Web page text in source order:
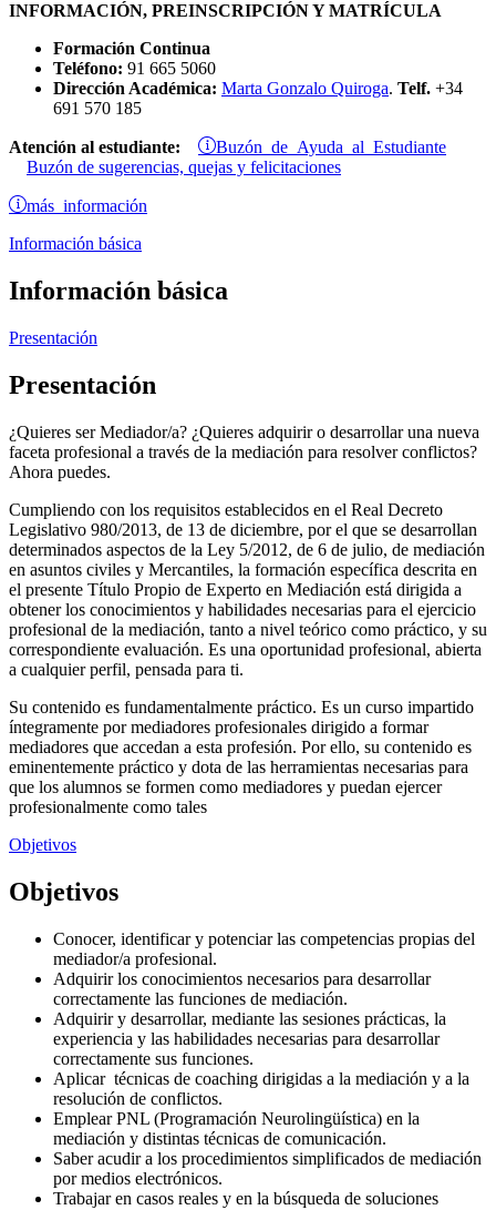
INFORMACIÓN, PREINSCRIPCIÓN Y MATRÍCULA
Formación Continua
Teléfono: 91 665 5060
Dirección Académica: Marta Gonzalo Quiroga. Telf. +34
691 570 185
Atención al estudiante: Buzón de Ayuda al Estudiante
Buzón de sugerencias, quejas y felicitaciones
más información
Información básica
Información básica
Presentación
Presentación
¿Quieres ser Mediador/a? ¿Quieres adquirir o desarrollar una nueva
faceta profesional a través de la mediación para resolver conflictos?
Ahora puedes.
Cumpliendo con los requisitos establecidos en el Real Decreto
Legislativo 980/2013, de 13 de diciembre, por el que se desarrollan
determinados aspectos de la Ley 5/2012, de 6 de julio, de mediación
en asuntos civiles y Mercantiles, la formación específica descrita en
el presente Título Propio de Experto en Mediación está dirigida a
obtener los conocimientos y habilidades necesarias para el ejercicio
profesional de la mediación, tanto a nivel teórico como práctico, y su
correspondiente evaluación. Es una oportunidad profesional, abierta
a cualquier perfil, pensada para ti.
Su contenido es fundamentalmente práctico. Es un curso impartido
íntegramente por mediadores profesionales dirigido a formar
mediadores que accedan a esta profesión. Por ello, su contenido es
eminentemente práctico y dota de las herramientas necesarias para
que los alumnos se formen como mediadores y puedan ejercer
profesionalmente como tales
Objetivos
Objetivos
Conocer, identificar y potenciar las competencias propias del
mediador/a profesional.
Adquirir los conocimientos necesarios para desarrollar
correctamente las funciones de mediación.
Adquirir y desarrollar, mediante las sesiones prácticas, la
experiencia y las habilidades necesarias para desarrollar
correctamente sus funciones.
Aplicar técnicas de coaching dirigidas a la mediación y a la
resolución de conflictos.
Emplear PNL (Programación Neurolingüística) en la
mediación y distintas técnicas de comunicación.
Saber acudir a los procedimientos simplificados de mediación
por medios electrónicos.
Trabajar en casos reales y en la búsqueda de soluciones